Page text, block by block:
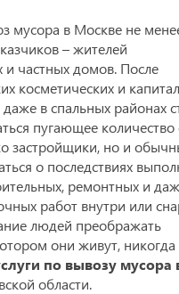
мусора в Москве не
– жителей
и частных домов. После
косметических и
в спальных районах
пугающее количество
застройщики, но и
о последствиях
ремонтных и
работ внутри или
людей преображать
они живут, никогда
по вывозу мусора
области.